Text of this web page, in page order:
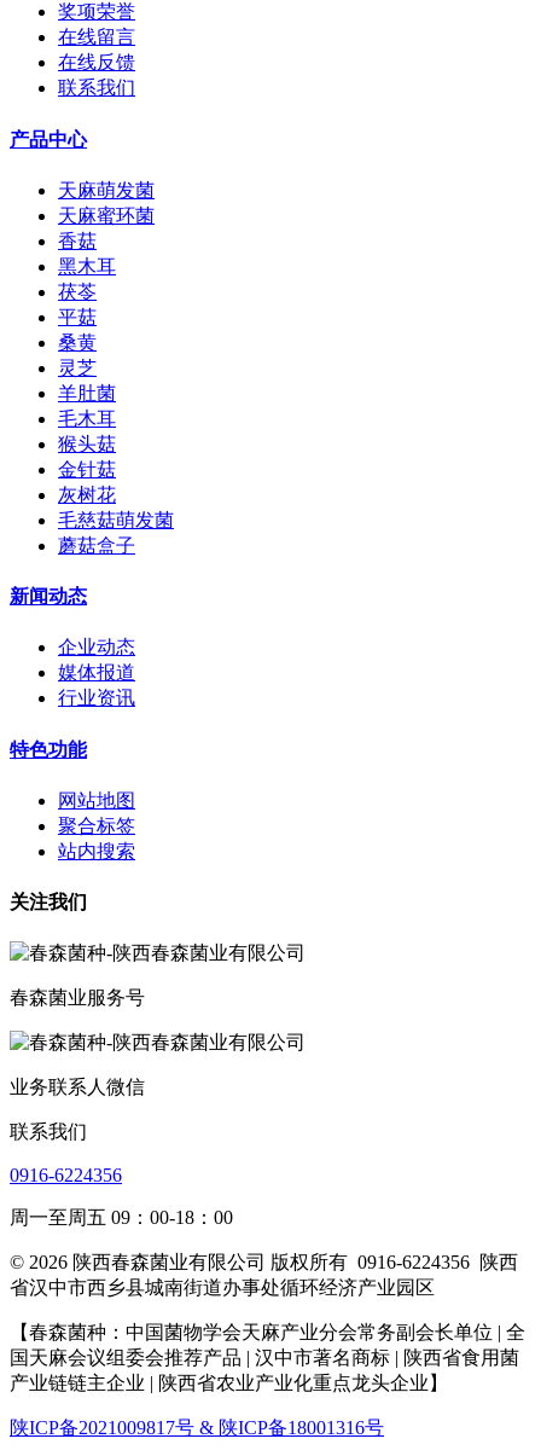
奖项荣誉
在线留言
在线反馈
联系我们
产品中心
天麻萌发菌
天麻蜜环菌
香菇
黑木耳
茯苓
平菇
桑黄
灵芝
羊肚菌
毛木耳
猴头菇
金针菇
灰树花
毛慈菇萌发菌
蘑菇盒子
新闻动态
企业动态
媒体报道
行业资讯
特色功能
网站地图
聚合标签
站内搜索
关注我们
春森菌业服务号
业务联系人微信
联系我们
0916-6224356
周一至周五 09：00-18：00
© 2026 陕西春森菌业有限公司 版权所有 0916-6224356 陕西
省汉中市西乡县城南街道办事处循环经济产业园区
【春森菌种：中国菌物学会天麻产业分会常务副会长单位 | 全
国天麻会议组委会推荐产品 | 汉中市著名商标 | 陕西省食用菌
产业链链主企业 | 陕西省农业产业化重点龙头企业 】
陕ICP备2021009817号 & 陕ICP备18001316号